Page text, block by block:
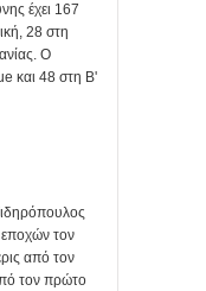
έχει 167
28 στη
Ο
και 48 στη Β'
τον
από τον
τον πρώτο